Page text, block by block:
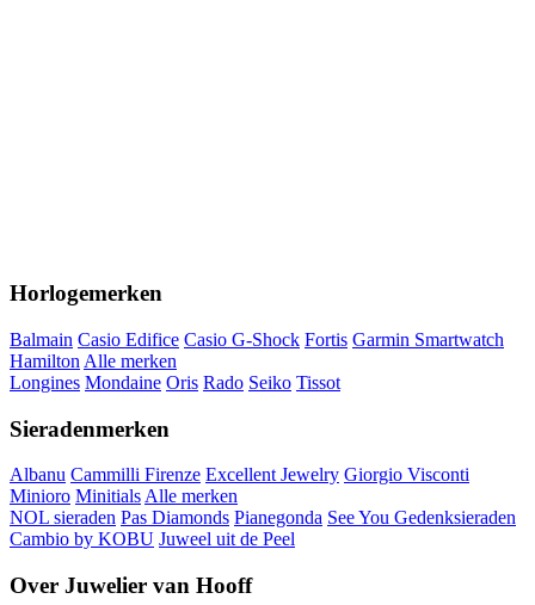
Horlogemerken
Balmain Casio Edifice Casio G-Shock Fortis Garmin Smartwatch
Hamilton Alle merken
Longines Mondaine Oris Rado Seiko Tissot
Sieradenmerken
Albanu Cammilli Firenze Excellent Jewelry Giorgio Visconti
Minioro MinitialsAlle merken
NOL sieraden Pas Diamonds Pianegonda See You Gedenksieraden
Cambio by KOBU Juweel uit de Peel
Over Juwelier van Hooff